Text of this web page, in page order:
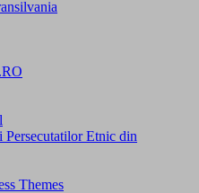
Etnic din
Themes